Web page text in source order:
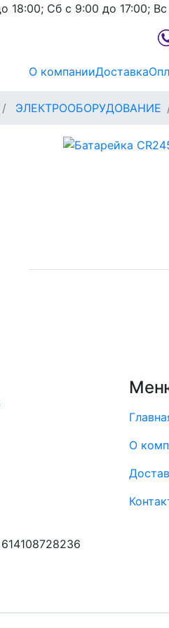
18:00; Сб с 9:00 до 17:00; Вс
О компанииДоставка
ЭЛЕКТРООБОРУДОВАНИЕ
О